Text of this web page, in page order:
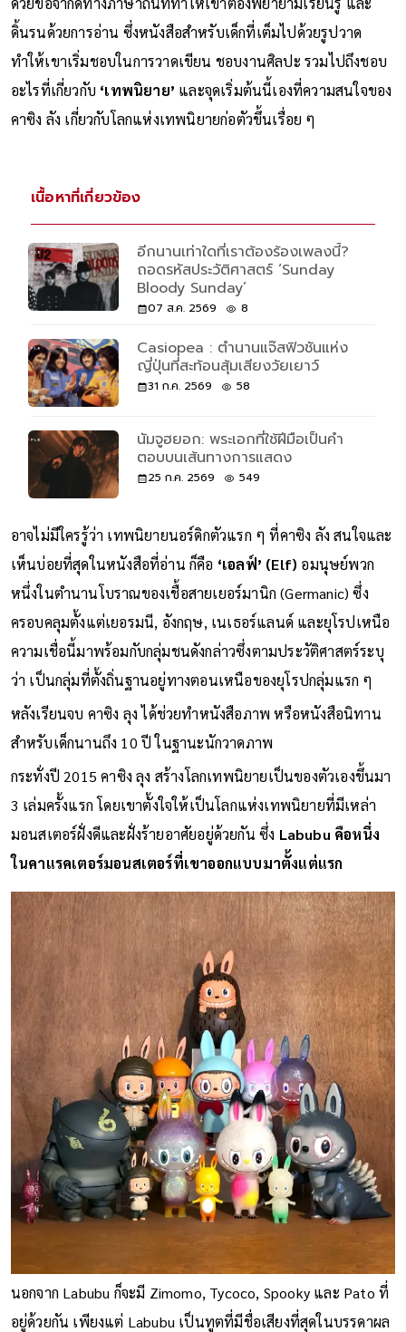
ดิ้นรนด้วยการอ่าน ซึ่งหนังสือสำหรับเด็กที่เต็มไปด้วยรูปวาด
ทำให้เขาเริ่มชอบในการวาดเขียน ชอบงานศิลปะ รวมไปถึงชอบ
อะไรที่เกี่ยวกับ ‘เทพนิยาย’ และจุดเริ่มต้นนี้เองที่ความสนใจของ
คาซิง ลัง เกี่ยวกับโลกแห่งเทพนิยายก่อตัวขึ้นเรื่อย ๆ
เนื้อหาที่เกี่ยวข้อง
อีกนานเท่าใดที่เราต้องร้องเพลงนี้?
ถอดรหัสประวัติศาสตร์ ‘Sunday
Bloody Sunday’
07 ส.ค. 2569 8
Casiopea : ตำนานแจ๊สฟิวชันแห่ง
ญี่ปุ่นที่สะท้อนสุ้มเสียงวัยเยาว์
31 ก.ค. 2569 58
นัมจูฮยอก: พระเอกที่ใช้ฝีมือเป็นคำ
ตอบบนเส้นทางการแสดง
25 ก.ค. 2569 549
อาจไม่มีใครรู้ว่า เทพนิยายนอร์ดิกตัวแรก ๆ ที่คาซิง ลัง สนใจและ
เห็นบ่อยที่สุดในหนังสือที่อ่าน ก็คือ ‘เอลฟ์’ (Elf) อมนุษย์พวก
หนึ่งในตำนานโบราณของเชื้อสายเยอร์มานิก (Germanic) ซึ่ง
ครอบคลุมตั้งแต่เยอรมนี, อังกฤษ, เนเธอร์แลนด์ และยุโรปเหนือ
ความเชื่อนี้มาพร้อมกับกลุ่มชนดังกล่าวซึ่งตามประวัติศาสตร์ระบุ
ว่า เป็นกลุ่มที่ตั้งถิ่นฐานอยู่ทางตอนเหนือของยุโรปกลุ่มแรก ๆ
หลังเรียนจบ คาซิง ลุง ได้ช่วยทำหนังสือภาพ หรือหนังสือนิทาน
สำหรับเด็กนานถึง 10 ปี ในฐานะนักวาดภาพ
กระทั่งปี 2015 คาซิง ลุง สร้างโลกเทพนิยายเป็นของตัวเองขึ้นมา
3 เล่มครั้งแรก โดยเขาตั้งใจให้เป็นโลกแห่งเทพนิยายที่มีเหล่า
มอนสเตอร์ฝั่งดีและฝั่งร้ายอาศัยอยู่ด้วยกัน ซึ่ง Labubu คือหนึ่ง
ในคาแรคเตอร์มอนสเตอร์ที่เขาออกแบบมาตั้งแต่แรก
นอกจาก Labubu ก็จะมี Zimomo, Tycoco, Spooky และ Pato ที่
อยู่ด้วยกัน เพียงแต่ Labubu เป็นทูตที่มีชื่อเสียงที่สุดในบรรดาผล